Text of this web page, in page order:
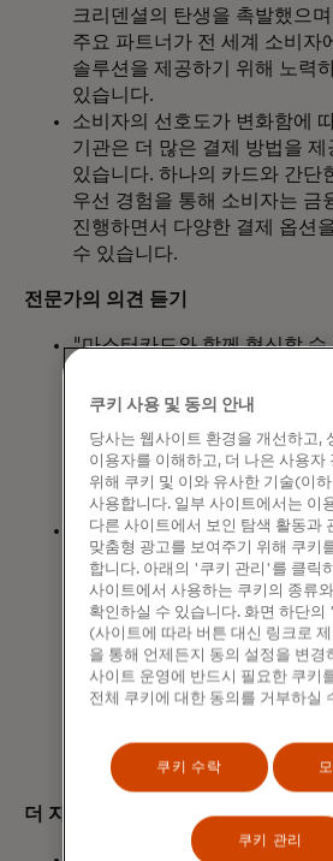
크리덴셜의 탄생을 촉발했으며
주요 파트너가 전 세계 소비자
솔루션을 제공하기 위해 노력
있습니다.
소비자의 선호도가 변화함에
기관은 더 많은 결제 방법을 제
있습니다. 하나의 카드와 간단
우선 경험을 통해 소비자는 금
진행하면서 다양한 결제 옵션
수 있습니다.
전문가의 의견 듣기
"마스터카드와 함께 혁신할 수
PayPal의 파트너십 담당 수석
둘 다 소비자의 마찰을 줄이고
방식에 더 많은 권한을 부여하
합니다."
마스터카드의 최고 소비자 제
부니타 소니(Bunita
"글로벌 결제 혁신이라는 공
바탕으로 페이팔과 함께 소비
결제 방식에 대한 선택권과 통
많이 부여하게 되어 기쁘게
생각합니다."라고 말했습니다.
신뢰를 구축하는 개인화된 디
경험을 제공하고 있습니다."
더 자세히 알아보기
쿠키 사용 및 동의 안내
당사는 웹사이트 환경을 개선하고,
이용자를 이해하고, 더 나은 사용자
위해 쿠키 및 이와 유사한 기술(이
사용합니다. 일부 사이트에서는 이
다른 사이트에서 보인 탐색 활동과
맞춤형 광고를 보여주기 위해 쿠키
합니다. 아래의 '쿠키 관리'를 클릭
사이트에서 사용하는 쿠키의 종류
확인하실 수 있습니다. 화면 하단
(사이트에 따라 버튼 대신 링크로
을 통해 언제든지 동의 설정을 변경
사이트 운영에 반드시 필요한 쿠키
전체 쿠키에 대한 동의를 거부하실
쿠키 수락
쿠키 관리